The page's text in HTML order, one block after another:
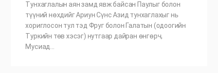
Тунхаглалын аян замд явж байсан Паулыг болон
түүний нөхдийг Ариун Сүнс Азид тунхаглахыг нь
хориглосон тул тэд Фруг болон Галатын (одоогийн
Туркийн төв хэсэг) нутгаар дайран өнгөрч,
Мусиад…